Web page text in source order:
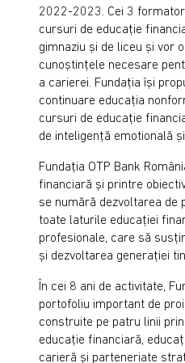
2022-2023. Cei 3
cursuri de educaţie
gimnaziu şi de liceu şi vor
cunoştinţele necesare
a carierei. Fundaţia îşi
continuare educaţia
cursuri de educaţie
de inteligenţă emotională
Fundaţia OTP Bank
financiară şi printre
se numără dezvoltarea de
toate laturile educaţiei
profesionale, care să
şi dezvoltarea generaţiei
În cei 8 ani de activitate,
portofoliu important de
construite pe patru linii
educaţie financiară,
carieră şi parteneriate